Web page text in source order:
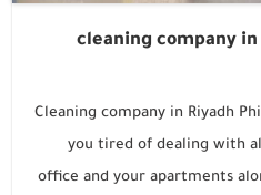
cleaning company
Cleaning company in Riyadh
you tired of dealing with
office and your apartments